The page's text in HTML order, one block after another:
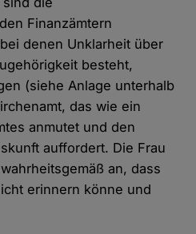
Finanzämtern
denen Unklarheit über
besteht,
(siehe Anlage unterhalb
das wie ein
anmutet und den
auffordert. Die Frau
an, dass
erinnern könne und